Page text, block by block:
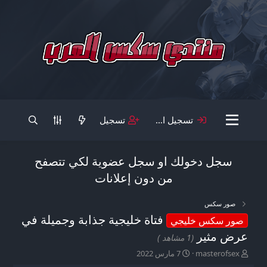
تسجيل الدخول تسجيل
سجل دخولك او سجل عضوية لكي تتصفح
من دون إعلانات
صور سكس
صور سكس خليجي
فتاة خليجية جذابة وجميلة في
عرض مثير(1 مشاهد )
بmasterofsex
ت7 مارس 2022